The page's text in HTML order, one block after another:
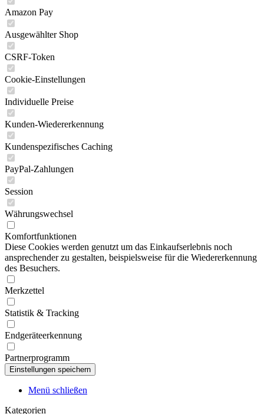
Amazon Pay
Ausgewählter Shop
CSRF-Token
Cookie-Einstellungen
Individuelle Preise
Kunden-Wiedererkennung
Kundenspezifisches Caching
PayPal-Zahlungen
Session
Währungswechsel
Komfortfunktionen
Diese Cookies werden genutzt um das Einkaufserlebnis noch
ansprechender zu gestalten, beispielsweise für die Wiedererkennung
des Besuchers.
Merkzettel
Statistik & Tracking
Endgeräteerkennung
Partnerprogramm
Menü schließen
Kategorien